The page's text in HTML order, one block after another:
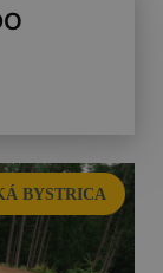
BYSTRICA